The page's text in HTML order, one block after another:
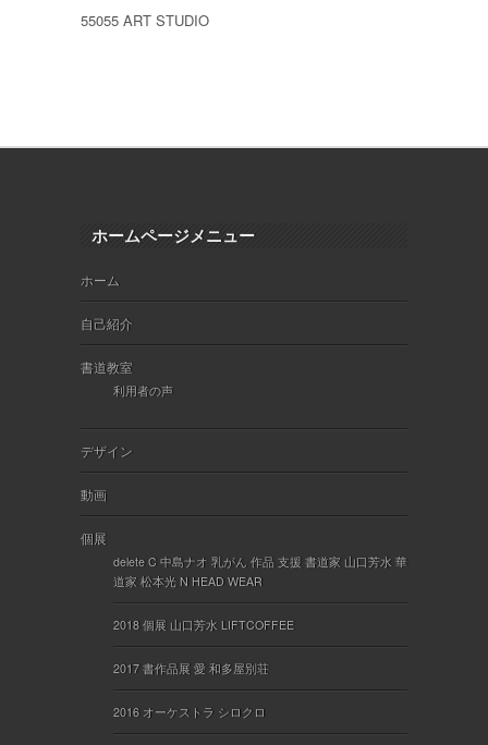
55055 ART STUDIO
ホームページメニュー
ホーム
自己紹介
書道教室
利用者の声
デザイン
動画
個展
delete C 中島ナオ 乳がん 作品 支援 書道家 山口芳水 華
道家 松本光 N HEAD WEAR
2018 個展 山口芳水 LIFTCOFFEE
2017 書作品展 愛 和多屋別荘
2016 オーケストラ シロクロ